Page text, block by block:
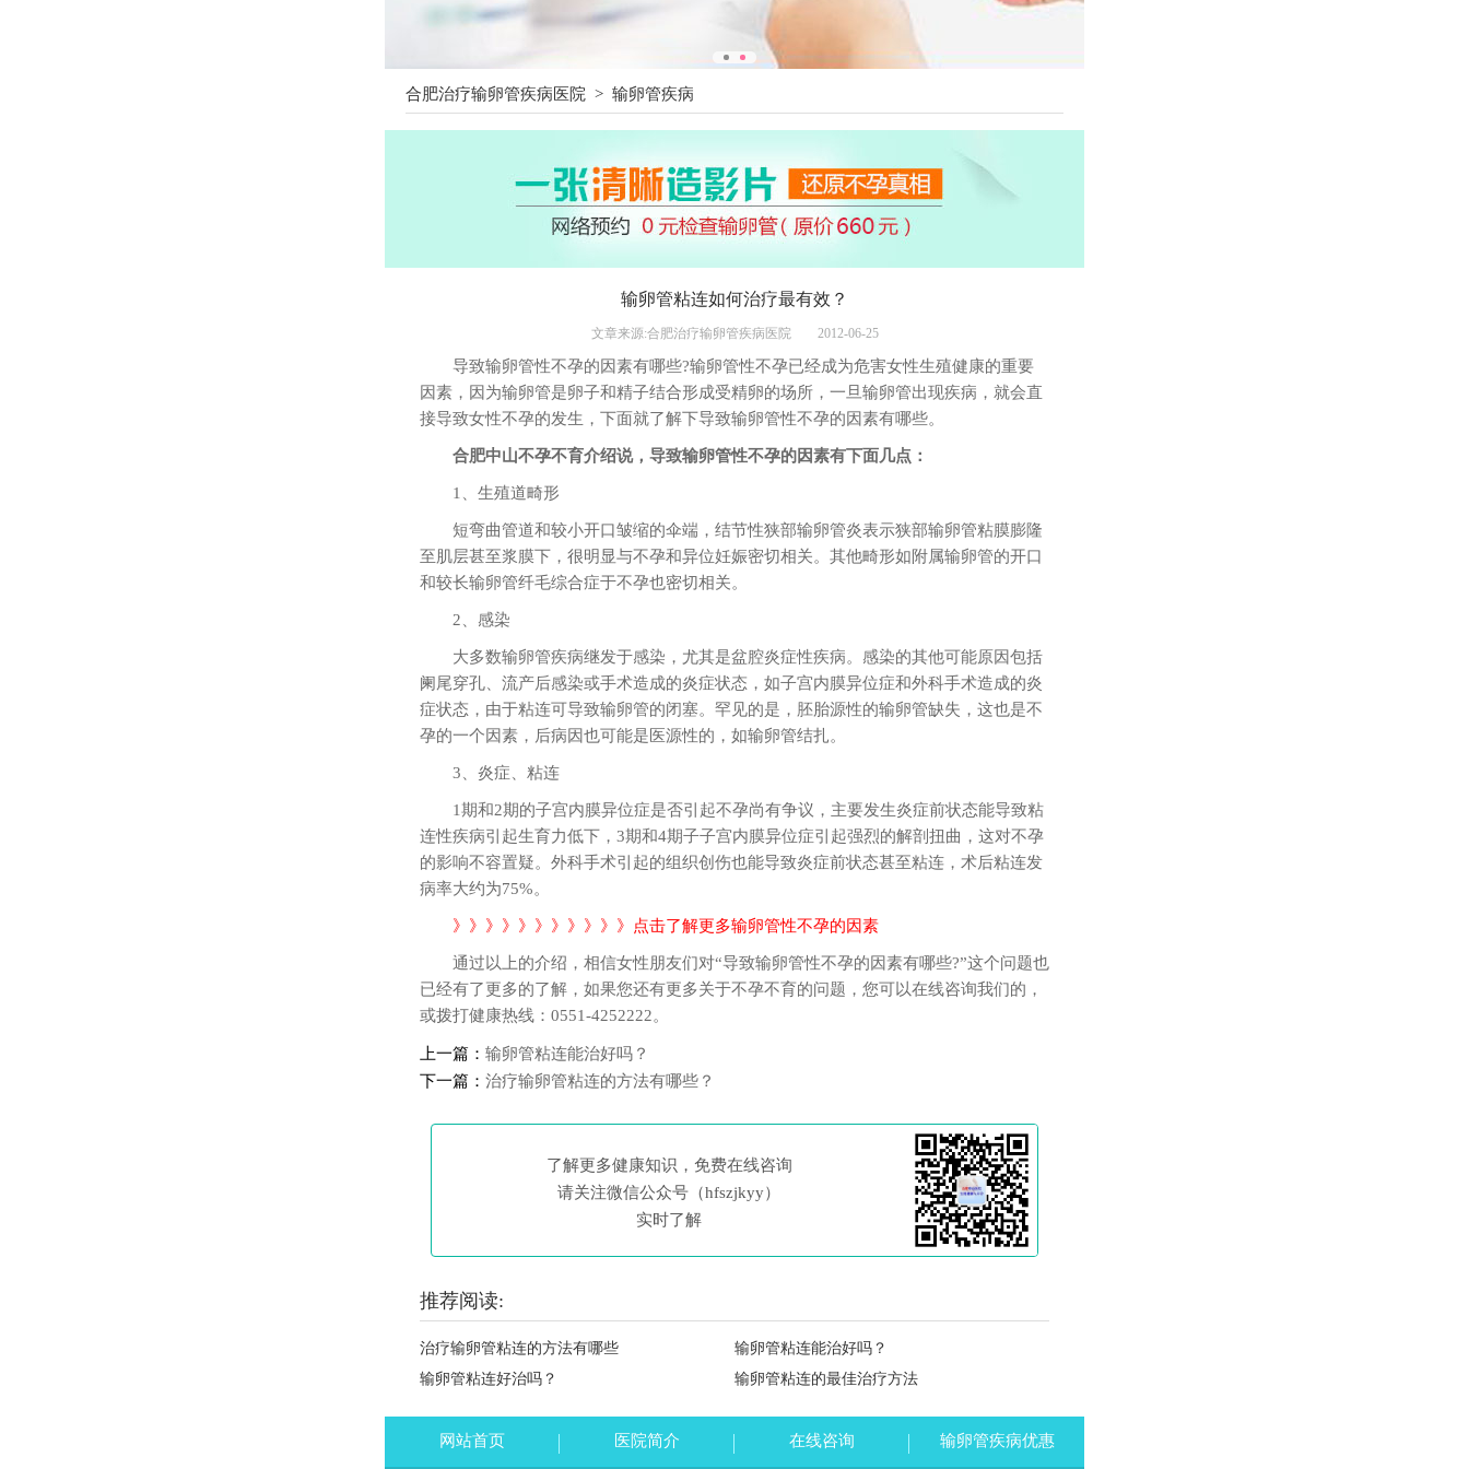
合肥治疗输卵管疾病医院 >输卵管疾病
输卵管粘连如何治疗最有效？
文章来源:合肥治疗输卵管疾病医院 2012-06-25
导致输卵管性不孕的因素有哪些?输卵管性不孕已经成为危害女性生殖健康的重要
因素，因为输卵管是卵子和精子结合形成受精卵的场所，一旦输卵管出现疾病，就会直
接导致女性不孕的发生，下面就了解下导致输卵管性不孕的因素有哪些。
合肥中山不孕不育介绍说，导致输卵管性不孕的因素有下面几点：
1、生殖道畸形
短弯曲管道和较小开口皱缩的伞端，结节性狭部输卵管炎表示狭部输卵管粘膜膨隆
至肌层甚至浆膜下，很明显与不孕和异位妊娠密切相关。其他畸形如附属输卵管的开口
和较长输卵管纤毛综合症于不孕也密切相关。
2、感染
大多数输卵管疾病继发于感染，尤其是盆腔炎症性疾病。感染的其他可能原因包括
阑尾穿孔、流产后感染或手术造成的炎症状态，如子宫内膜异位症和外科手术造成的炎
症状态，由于粘连可导致输卵管的闭塞。罕见的是，胚胎源性的输卵管缺失，这也是不
孕的一个因素，后病因也可能是医源性的，如输卵管结扎。
3、炎症、粘连
1期和2期的子宫内膜异位症是否引起不孕尚有争议，主要发生炎症前状态能导致粘
连性疾病引起生育力低下，3期和4期子子宫内膜异位症引起强烈的解剖扭曲，这对不孕
的影响不容置疑。外科手术引起的组织创伤也能导致炎症前状态甚至粘连，术后粘连发
病率大约为75%。
》》》》》》》》》》》点击了解更多输卵管性不孕的因素
通过以上的介绍，相信女性朋友们对“导致输卵管性不孕的因素有哪些?”这个问题也
已经有了更多的了解，如果您还有更多关于不孕不育的问题，您可以在线咨询我们的，
或拨打健康热线：0551-4252222。
上一篇： 输卵管粘连能治好吗？
下一篇： 治疗输卵管粘连的方法有哪些？
了解更多健康知识，免费在线咨询
请关注微信公众号（hfszjkyy）
实时了解
推荐阅读:
治疗输卵管粘连的方法有哪些
输卵管粘连能治好吗？
输卵管粘连好治吗？
输卵管粘连的最佳治疗方法
网站首页 医院简介 在线咨询 输卵管疾病优惠